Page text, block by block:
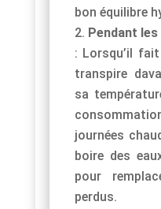
bon équilibre
Pendant
: Lorsqu’il
transpire
sa
journées
boire des
pour
perdus.